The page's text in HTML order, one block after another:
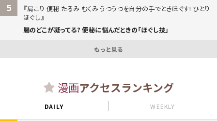
5
肩こり 便秘 たるみ むくみ うつうつを自分の手でときほぐす! ひとり
ほぐし
腸のどこが凝ってる? 便秘に悩んだときの「ほぐし技」
もっと見る
漫画アクセスランキング
DAILY WEEKLY